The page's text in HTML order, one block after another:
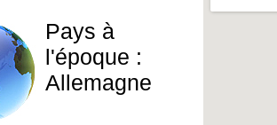
Pays à
l'époque :
Allemagne